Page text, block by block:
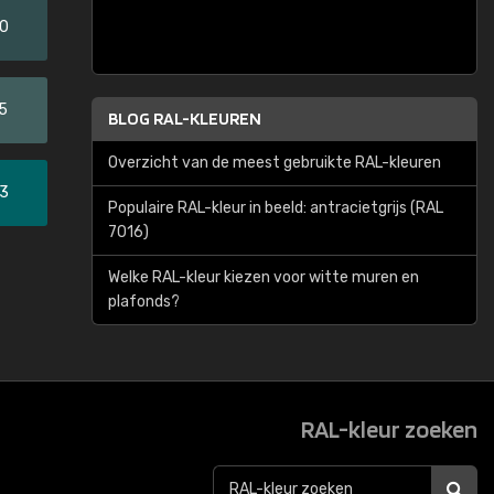
BLOG RAL-KLEUREN
Overzicht van de meest gebruikte RAL-kleuren
Populaire RAL-kleur in beeld: antracietgrijs (RAL
7016)
Welke RAL-kleur kiezen voor witte muren en
plafonds?
RAL-kleur zoeken